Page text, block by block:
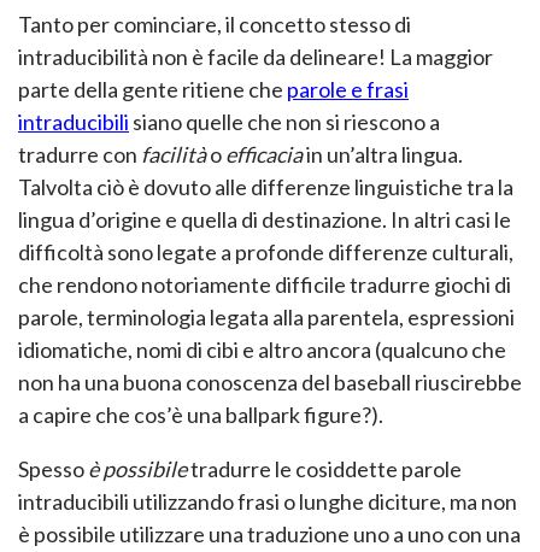
Tanto per cominciare, il concetto stesso di
intraducibilità non è facile da delineare! La maggior
parte della gente ritiene che parole e frasi
intraducibili siano quelle che non si riescono a
tradurre con facilitàoefficaciain un’altra lingua.
Talvolta ciò è dovuto alle differenze linguistiche tra la
lingua d’origine e quella di destinazione. In altri casi le
difficoltà sono legate a profonde differenze culturali,
che rendono notoriamente difficile tradurre giochi di
parole, terminologia legata alla parentela, espressioni
idiomatiche, nomi di cibi e altro ancora (qualcuno che
non ha una buona conoscenza del baseball riuscirebbe
a capire che cos’è una ballpark figure?).
Spessoè possibiletradurre le cosiddette parole
intraducibili utilizzando frasi o lunghe diciture, ma non
è possibile utilizzare una traduzione uno a uno con una